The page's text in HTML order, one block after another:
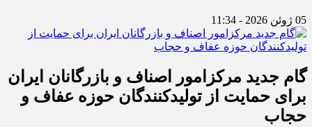
05 ژوئن 2026 - 11:34
گام جدید مرکزامور اصناف و بازرگانان ایران
برای حمایت از تولیدکنندگان حوزه عفاف و
حجاب